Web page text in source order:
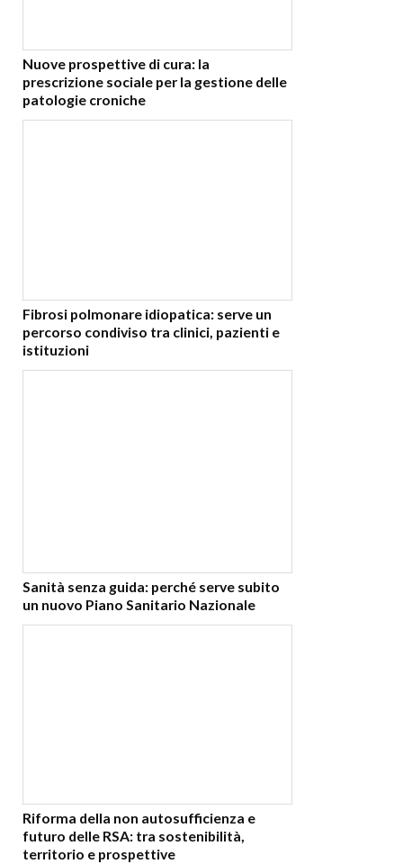
Nuove prospettive di cura: la
prescrizione sociale per la gestione delle
patologie croniche
Fibrosi polmonare idiopatica: serve un
percorso condiviso tra clinici, pazienti e
istituzioni
Sanità senza guida: perché serve subito
un nuovo Piano Sanitario Nazionale
Riforma della non autosufficienza e
futuro delle RSA: tra sostenibilità,
territorio e prospettive